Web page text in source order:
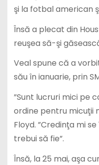
şi la fotbal american
Însă a plecat din
reuşea să-şi
Veal spune că a
său în ianuarie, prin
”Sunt lucruri mici pe
ordine pentru micuţii
Floyd. ”Credinţa mi
trebui să fie”.
Însă, la 25 mai, aşa